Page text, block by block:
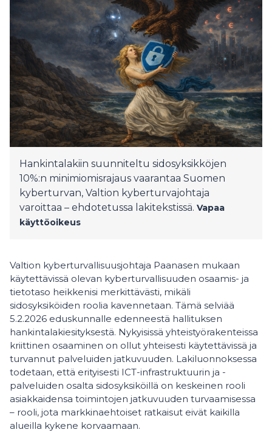
Hankintalakiin suunniteltu sidosyksikköjen
10%:n minimiomisrajaus vaarantaa Suomen
kyberturvan, Valtion kyberturvajohtaja
varoittaa – ehdotetussa lakitekstissä. Vapaa
käyttöoikeus
Valtion kyberturvallisuusjohtaja Paanasen mukaan
käytettävissä olevan kyberturvallisuuden osaamis- ja
tietotaso heikkenisi merkittävästi, mikäli
sidosyksiköiden roolia kavennetaan. Tämä selviää
5.2.2026 eduskunnalle edenneestä hallituksen
hankintalakiesityksestä. Nykyisissä yhteistyörakenteissa
kriittinen osaaminen on ollut yhteisesti käytettävissä ja
turvannut palveluiden jatkuvuuden. Lakiluonnoksessa
todetaan, että erityisesti ICT-infrastruktuurin ja -
palveluiden osalta sidosyksiköillä on keskeinen rooli
asiakkaidensa toimintojen jatkuvuuden turvaamisessa
– rooli, jota markkinaehtoiset ratkaisut eivät kaikilla
alueilla kykene korvaamaan.